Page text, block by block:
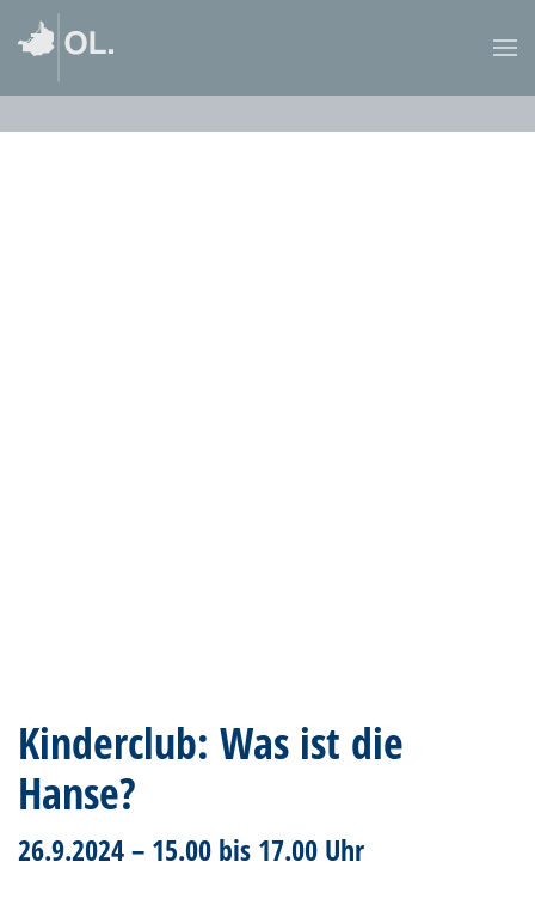
Kinderclub: Was ist die
Hanse?
26.9.2024 – 15.00 bis 17.00 Uhr